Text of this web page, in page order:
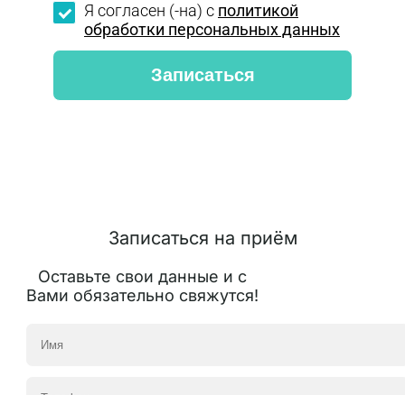
Я согласен (-на) с политикой
обработки персональных данных
Записаться на приём
Оставьте свои данные и с
Вами обязательно свяжутся!